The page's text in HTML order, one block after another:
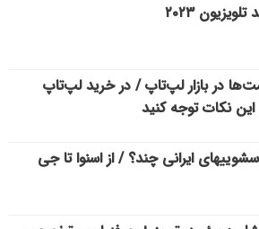
۲۰۲۳
در بازار لپ‌تاپ / در خرید لپ‌تاپ
نکات توجه کنید
ماشین لباسشویی‎های ایرانی چند؟ / از اسنوا تا جی